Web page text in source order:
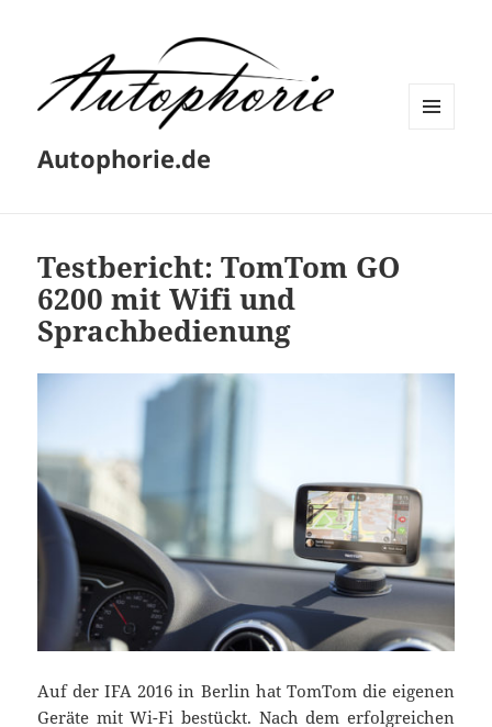
Autophorie.de
Testbericht: TomTom GO
6200 mit Wifi und
Sprachbedienung
Auf der IFA 2016 in Berlin hat TomTom die eigenen
Geräte mit Wi-Fi bestückt. Nach dem erfolgreichen